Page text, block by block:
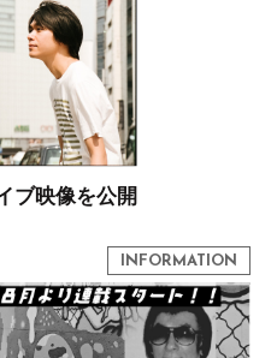
ブ映像を公開